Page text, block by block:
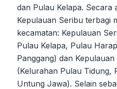
dan Pulau Kelapa. Secara
Kepulauan Seribu terbagi
kecamatan: Kepulauan
Pulau Kelapa, Pulau
Panggang) dan
(Kelurahan Pulau Tidung,
Untung Jawa). Selain